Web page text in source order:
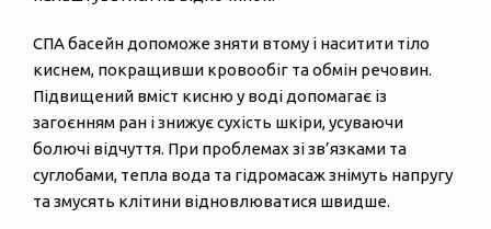
СПА басейн допоможе зняти втому і наситити тіло
киснем, покращивши кровообіг та обмін речовин.
Підвищений вміст кисню у воді допомагає із
загоєнням ран і знижує сухість шкіри, усуваючи
болючі відчуття. При проблемах зі зв’язками та
суглобами, тепла вода та гідромасаж знімуть напругу
та змусять клітини відновлюватися швидше.